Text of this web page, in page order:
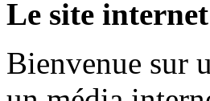
Le site
Bienvenue sur